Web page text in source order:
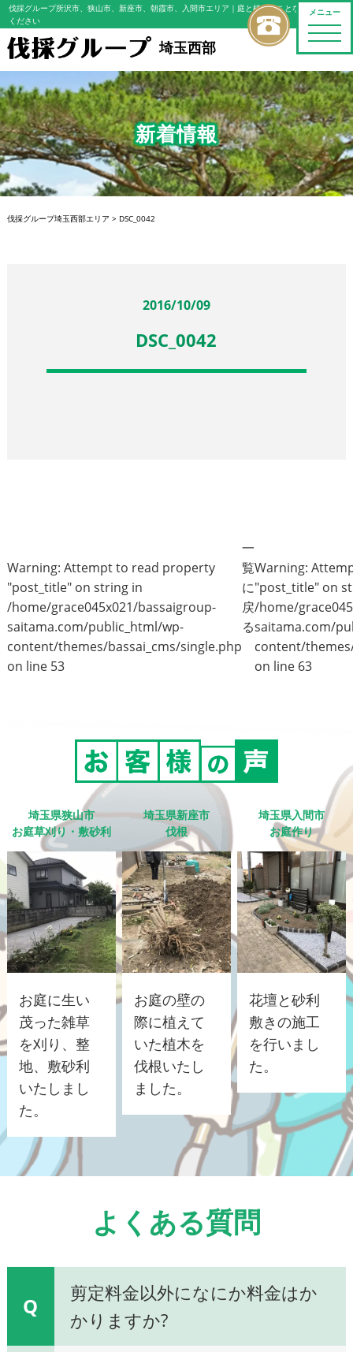
メニュー
toggle
伐採グループ所沢市、狭山市、新座市、朝霞市、入間市エリア ｜庭と植木のことならおまかせ
ください
埼玉西部
新着情報
伐採グループ埼玉西部エリア > DSC_0042
2016/10/09
DSC_0042
Warning: Attempt to read property
"post_title" on string in
/home/grace045x021/bassaigroup-
saitama.com/public_html/wp-
content/themes/bassai_cms/single.php
on line 53
一
覧
に
戻
る
Warning:
"post_title" on
/home/
saitama.com/
content/
on line 63
埼玉県狭山市
お庭草刈り・敷砂利
お庭に生い
茂った雑草
を刈り、整
地、敷砂利
いたしまし
た。
埼玉県新座市
伐根
お庭の壁の
際に植えて
いた植木を
伐根いたし
ました。
埼玉県入間市
お庭作り
花壇と砂利
敷きの施工
を行いまし
た。
よくある質問
Q
剪定料金以外になにか料金はか
かりますか?